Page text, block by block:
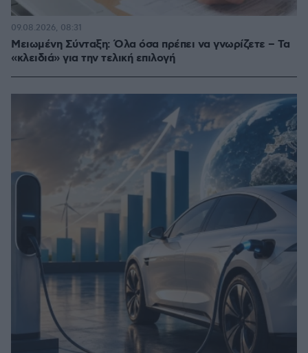
Μειωμένη Σύνταξη: Όλα όσα πρέπει να γνωρίζετε – Τα
«κλειδιά» για την τελική επιλογή
09.08.2026, 08:31